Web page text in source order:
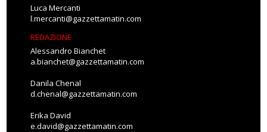
Luca Mercanti
l.mercanti@gazzettamatin.com
REDAZIONE
Alessandro Bianchet
a.bianchet@gazzettamatin.com
Danila Chenal
d.chenal@gazzettamatin.com
Erika David
e.david@gazzettamatin.com